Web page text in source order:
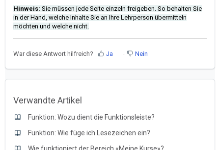
Hinweis: Sie müssen jede Seite einzeln freigeben. So behalten Sie
in der Hand, welche Inhalte Sie an Ihre Lehrperson übermitteln
möchten und welche nicht.
War diese Antwort hilfreich? Ja Nein
Verwandte Artikel
Funktion: Wozu dient die Funktionsleiste?
Funktion: Wie füge ich Lesezeichen ein?